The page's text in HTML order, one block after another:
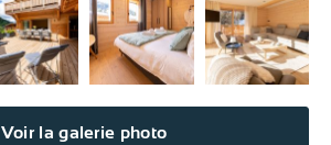
Voir la galerie photo